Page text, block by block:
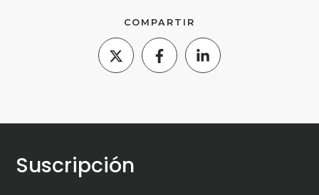
COMPARTIR
Suscripción